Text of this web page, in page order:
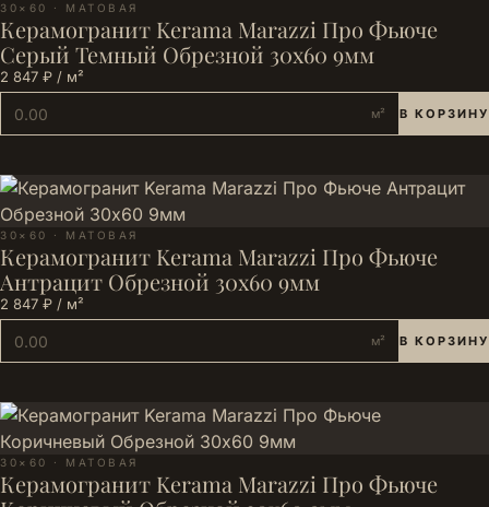
30×60 · МАТОВАЯ
Керамогранит Kerama Marazzi Про Фьюче
Серый Темный Обрезной 30x60 9мм
2 847 ₽ / м²
м² В КОРЗИНУ
30×60 · МАТОВАЯ
Керамогранит Kerama Marazzi Про Фьюче
Антрацит Обрезной 30x60 9мм
2 847 ₽ / м²
м² В КОРЗИНУ
30×60 · МАТОВАЯ
Керамогранит Kerama Marazzi Про Фьюче